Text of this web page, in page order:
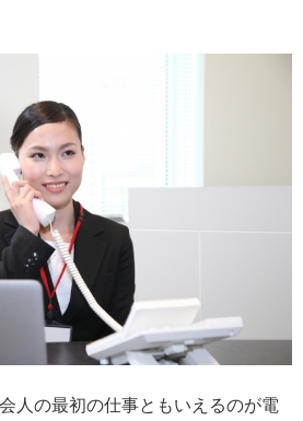
人の最初の仕事ともいえるのが電